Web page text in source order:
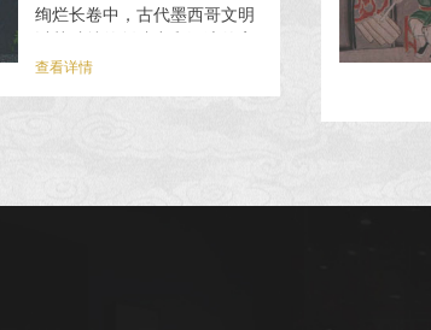
绚烂长卷中，古代墨西哥文明
宙理解古据了特殊位置。早在
查看详情